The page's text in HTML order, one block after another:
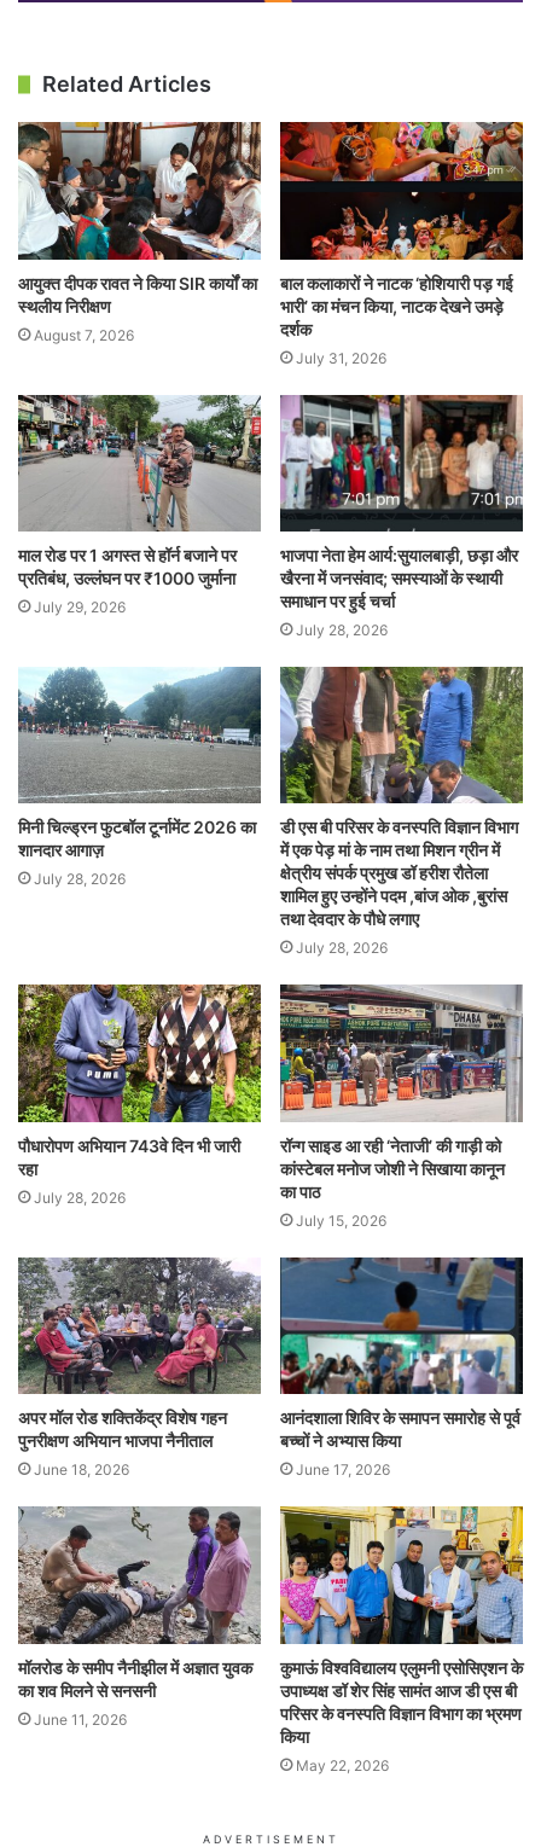
Related Articles
आयुक्त दीपक रावत ने किया SIR कार्यों का
स्थलीय निरीक्षण
August 7, 2026
बाल कलाकारों ने नाटक ‘होशियारी पड़ गई
भारी’ का मंचन किया, नाटक देखने उमड़े
दर्शक
July 31, 2026
माल रोड पर 1 अगस्त से हॉर्न बजाने पर
प्रतिबंध, उल्लंघन पर ₹1000 जुर्माना
July 29, 2026
भाजपा नेता हेम आर्य:सुयालबाड़ी, छड़ा और
खैरना में जनसंवाद; समस्याओं के स्थायी
समाधान पर हुई चर्चा
July 28, 2026
मिनी चिल्ड्रन फुटबॉल टूर्नामेंट 2026 का
शानदार आगाज़
July 28, 2026
डी एस बी परिसर के वनस्पति विज्ञान विभाग
में एक पेड़ मां के नाम तथा मिशन ग्रीन में
क्षेत्रीय संपर्क प्रमुख डॉ हरीश रौतेला
शामिल हुए उन्होंने पदम ,बांज ओक ,बुरांस
तथा देवदार के पौधे लगाए
July 28, 2026
पौधारोपण अभियान 743वे दिन भी जारी
रहा
July 28, 2026
रॉन्ग साइड आ रही ‘नेताजी’ की गाड़ी को
कांस्टेबल मनोज जोशी ने सिखाया कानून
का पाठ
July 15, 2026
अपर मॉल रोड शक्तिकेंद्र विशेष गहन
पुनरीक्षण अभियान भाजपा नैनीताल
June 18, 2026
आनंदशाला शिविर के समापन समारोह से पूर्व
बच्चों ने अभ्यास किया
June 17, 2026
मॉलरोड के समीप नैनीझील में अज्ञात युवक
का शव मिलने से सनसनी
June 11, 2026
कुमाऊं विश्वविद्यालय एलुमनी एसोसिएशन के
उपाध्यक्ष डॉ शेर सिंह सामंत आज डी एस बी
परिसर के वनस्पति विज्ञान विभाग का भ्रमण
किया
May 22, 2026
ADVERTISEMENT